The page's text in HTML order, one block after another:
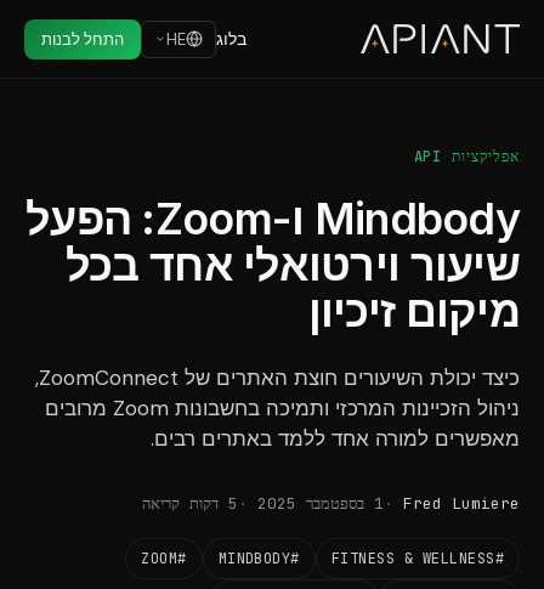
בלוג HE התחל לבנות
אפליקציות API
Mindbody ו-Zoom: הפעל
שיעור וירטואלי אחד בכל
מיקום זיכיון
כיצד יכולת השיעורים חוצת האתרים של ZoomConnect,
ניהול הזכיינות המרכזי ותמיכה בחשבונות Zoom מרובים
מאפשרים למורה אחד ללמד באתרים רבים.
Fred Lumiere 1 בספטמבר 2025 5 דקות קריאה
#FITNESS & WELLNESS
#MINDBODY
#ZOOM